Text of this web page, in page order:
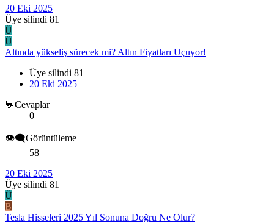
20 Eki 2025
Üye silindi 81
Ü
Ü
Altında yükseliş sürecek mi? Altın Fiyatları Uçuyor!
Üye silindi 81
20 Eki 2025
💬Cevaplar
0
👁️‍🗨️Görüntüleme
58
20 Eki 2025
Üye silindi 81
Ü
B
Tesla Hisseleri 2025 Yıl Sonuna Doğru Ne Olur?